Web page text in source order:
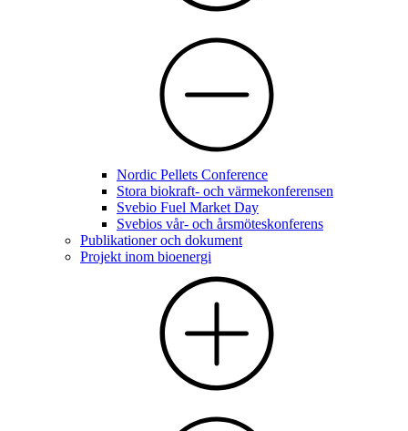
Nordic Pellets Conference
Stora biokraft- och värmekonferensen
Svebio Fuel Market Day
Svebios vår- och årsmöteskonferens
Publikationer och dokument
Projekt inom bioenergi